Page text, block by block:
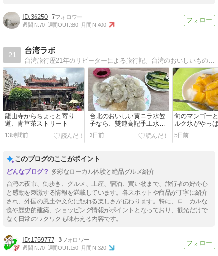
36250 7
週間IN:70 週間OUT:380 月間IN:400
21
台湾ラボ
台湾旅行歴21年のリピーターによる旅行記、台湾のおいしいもの、夜市、ホテル情報、お土産、台湾一周などなど。
龍山寺からちょっと寄り
道、青草茶ストリート
13時間前
台北のおいしい黄ニラ水餃
子なら、雙連高記手工水餃
＆三五水餃
3日前
旬のマンゴー
ルク氷がやっ
い、冰讃
5日前
このブログのここがポイント
多彩なローカル体験と絶品グルメ紹介
台湾の夜市、街歩き、グルメ、土産、宿泊、買い物まで、旅行者の好奇心
と感動を刺激する情報を満載しています。各スポットや商品が丁寧に紹介
され、外国の風土や文化に触れる楽しさが伝わります。特に、ローカルな
食や歴史的建築、ショッピング情報がポイントとなっており、観光だけで
なく日常のワクワクも味わえる内容です。
1759777 3
週間IN:70 週間OUT:150 月間IN:320